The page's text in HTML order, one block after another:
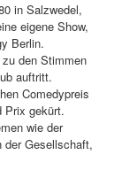
in Salzwedel,
eigene Show,
Berlin.
den Stimmen
auftritt.
Comedypreis
Prix gekürt.
wie der
der Gesellschaft,